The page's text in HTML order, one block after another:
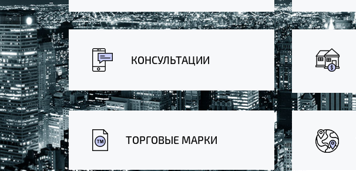
КОНСУЛЬТАЦИИ
ТОРГОВЫЕ МАРКИ